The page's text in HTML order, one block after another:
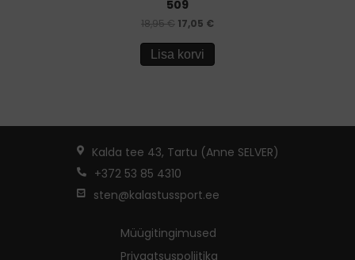
509
18,95€ 17,05 €
Lisa korvi
Kalda tee 43, Tartu (Anne SELVER)
+372 53 85 4310
sten@kalastussport.ee
Müügitingimused
Privaatsuspoliitika